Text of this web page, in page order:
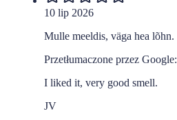
10 lip 2026
Mulle meeldis, väga hea lõhn.
Przetłumaczone przez Google:
I liked it, very good smell.
JV